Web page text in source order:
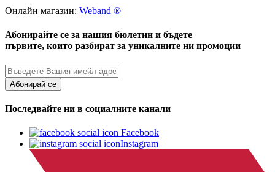
Онлайн магазин: Weband ®
Абонирайте се за нашия бюлетин и бъдете
първите, които разбират за уникалните ни промоции
Абонирай се
Последвайте ни в социалните канали
Facebook
Instagram